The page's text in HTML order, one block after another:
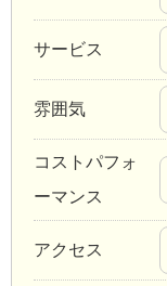
サービス
雰囲気
コストパフォ
ーマンス
アクセス